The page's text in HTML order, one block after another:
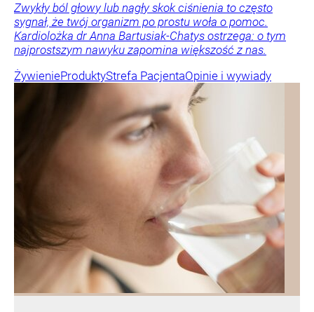
Zwykły ból głowy lub nagły skok ciśnienia to często
sygnał, że twój organizm po prostu woła o pomoc.
Kardiolożka dr Anna Bartusiak-Chatys ostrzega: o tym
najprostszym nawyku zapomina większość z nas.
ŻywienieProduktyStrefa PacjentaOpinie i wywiady